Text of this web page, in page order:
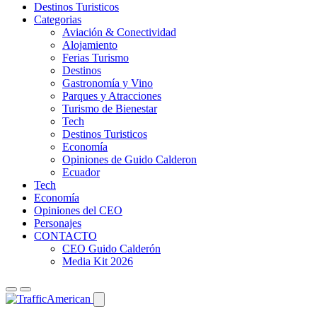
Destinos Turisticos
Categorias
Aviación & Conectividad
Alojamiento
Ferias Turismo
Destinos
Gastronomía y Vino
Parques y Atracciones
Turismo de Bienestar
Tech
Destinos Turisticos
Economía
Opiniones de Guido Calderon
Ecuador
Tech
Economía
Opiniones del CEO
Personajes
CONTACTO
CEO Guido Calderón
Media Kit 2026